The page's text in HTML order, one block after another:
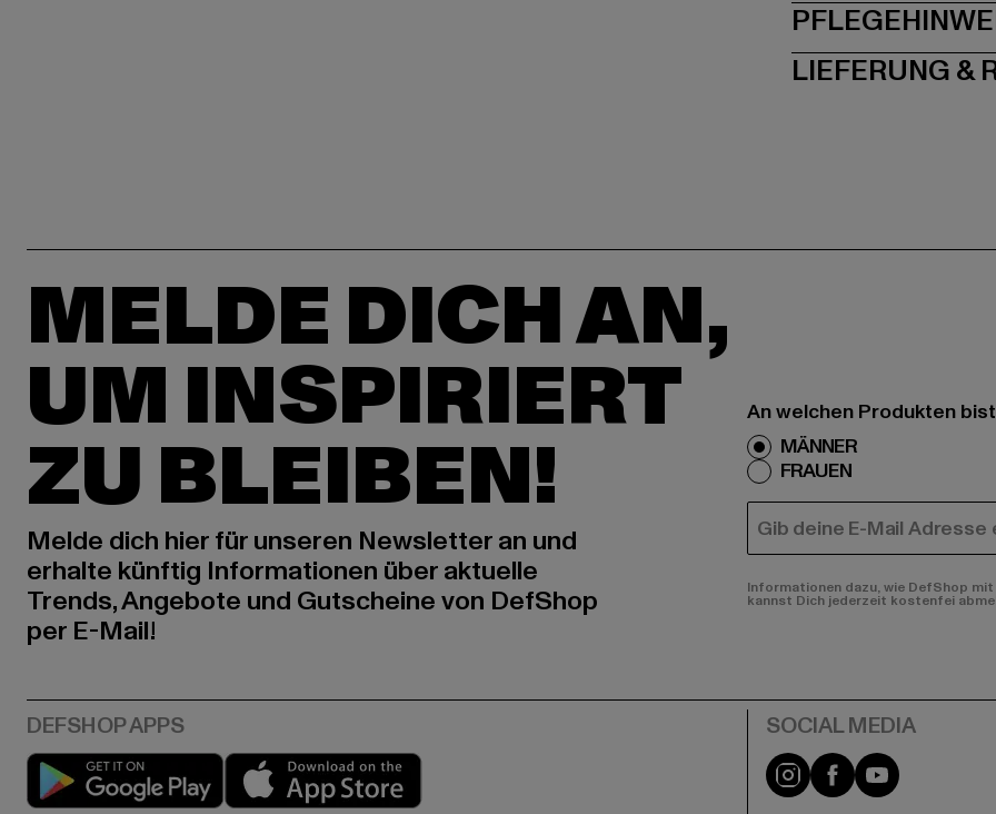
LIEFERUNG &
MELDE DICH AN,
UM INSPIRIERT
ZU BLEIBEN!
Melde dich hier für unseren Newsletter an und
erhalte künftig Informationen über aktuelle
Trends, Angebote und Gutscheine von DefShop
per E-Mail!
An welchen Produkten
MÄNNER
FRAUEN
E-MAIL
Informationen dazu, wie DefShop
kannst Dich jederzeit kostenfei
Play market Instagram
FacebookYouTube